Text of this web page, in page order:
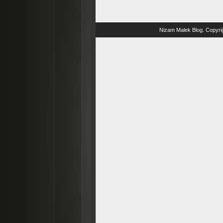
Nizam Malek Blog .